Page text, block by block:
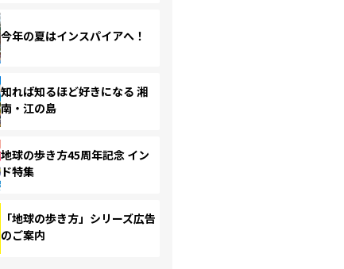
今年の夏はインスパイアへ！
知れば知るほど好きになる 湘
南・江の島
地球の歩き方45周年記念 イン
ド特集
「地球の歩き方」シリーズ広告
のご案内